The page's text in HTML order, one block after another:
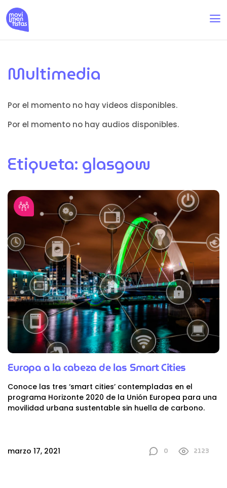
Multimedia
Por el momento no hay videos disponibles.
Por el momento no hay audios disponibles.
Etiqueta:glasgow
Europa a la cabeza de las Smart Cities
Conoce las tres ‘smart cities’ contempladas en el
programa Horizonte 2020 de la Unión Europea para una
movilidad urbana sustentable sin huella de carbono.
marzo 17, 2021 0 2123